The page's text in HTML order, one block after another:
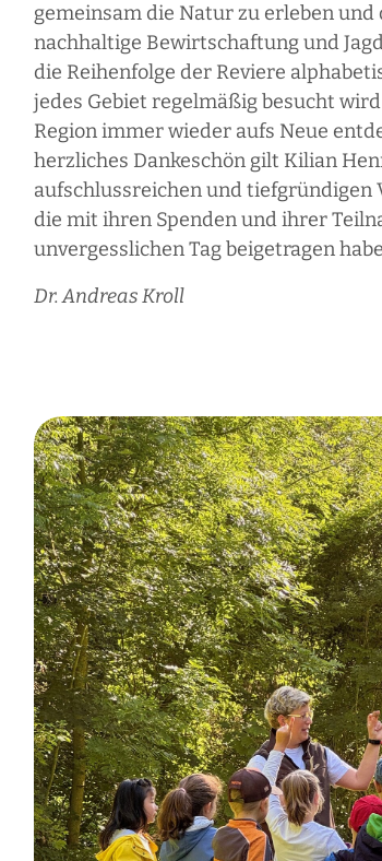
gemeinsam die Natur zu erleben
nachhaltige Bewirtschaftung und
die Reihenfolge der Reviere
jedes Gebiet regelmäßig besucht
Region immer wieder aufs Neue
herzliches Dankeschön gilt Kilian
aufschlussreichen und tiefgründigen
die mit ihren Spenden und ihrer
unvergesslichen Tag beigetragen
Dr. Andreas Kroll